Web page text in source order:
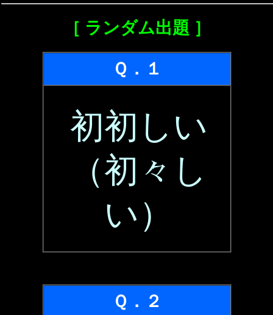
［ ランダム出題 ］
Ｑ．１
初初しい
（初々し
い）
Ｑ．２